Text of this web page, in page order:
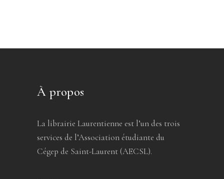
À propos
La librairie Laurentienne est l’un des trois
services de l’Association étudiante du
Cégep de Saint-Laurent (AECSL).